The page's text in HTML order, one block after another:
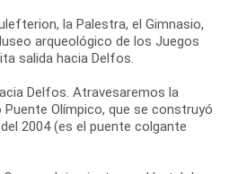
la Palestra, el Gimnasio,
arqueológico de los Juegos
salida hacia Delfos.
Delfos. Atravesaremos la
Puente Olímpico, que se construyó
2004 (es el puente colgante